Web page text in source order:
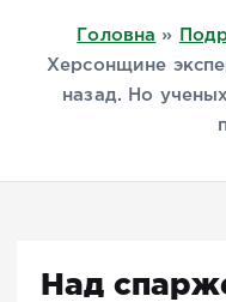
Головна »
Херсонщине
назад. Но
Над